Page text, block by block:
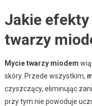
Jakie
twarzy
Mycie twarzy miodem
skóry. Przede wszystkim,
czyszczący, eliminując
przy tym nie powoduje